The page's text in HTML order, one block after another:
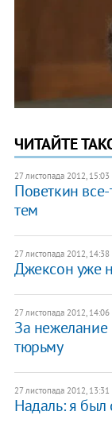
ЧИТАЙТЕ
27 листопада 2012, 15:03
Поветкин
тем
27 листопада 2012, 14:38
Джексон уже
27 листопада 2012, 14:06
За нежелание
тюрьму
27 листопада 2012, 13:31
Надаль: я был